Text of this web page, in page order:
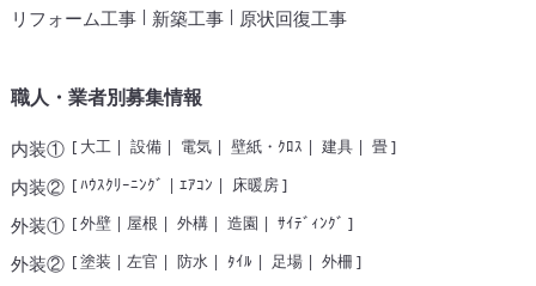
リフォーム工事| 新築工事| 原状回復工事
職人・業者別募集情報
内装①[ 大工| 設備| 電気| 壁紙・ｸﾛｽ | 建具| 畳]
内装②[ﾊｳｽｸﾘｰﾆﾝｸﾞ | ｴｱｺﾝ | 床暖房]
外装①[外壁| 屋根 | 外構| 造園 | ｻｲﾃﾞｨﾝｸﾞ ]
外装②[塗装 | 左官 | 防水| ﾀｲﾙ | 足場| 外柵 ]